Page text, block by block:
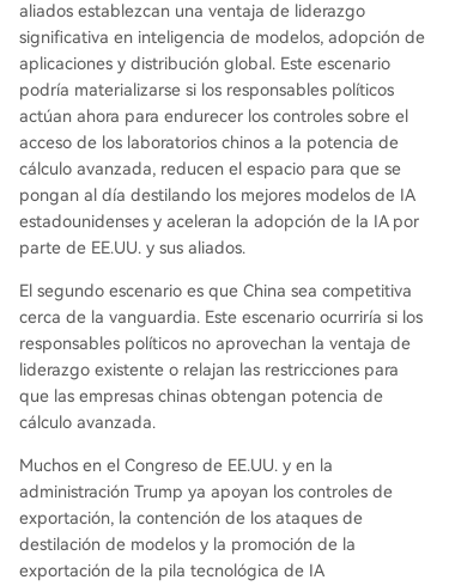
aliados establezcan una ventaja de liderazgo
significativa en inteligencia de modelos, adopción de
aplicaciones y distribución global. Este escenario
podría materializarse si los responsables políticos
actúan ahora para endurecer los controles sobre el
acceso de los laboratorios chinos a la potencia de
cálculo avanzada, reducen el espacio para que se
pongan al día destilando los mejores modelos de IA
estadounidenses y aceleran la adopción de la IA por
parte de EE.UU. y sus aliados.
El segundo escenario es que China sea competitiva
cerca de la vanguardia. Este escenario ocurriría si los
responsables políticos no aprovechan la ventaja de
liderazgo existente o relajan las restricciones para
que las empresas chinas obtengan potencia de
cálculo avanzada.
Muchos en el Congreso de EE.UU. y en la
administración Trump ya apoyan los controles de
exportación, la contención de los ataques de
destilación de modelos y la promoción de la
exportación de la pila tecnológica de IA